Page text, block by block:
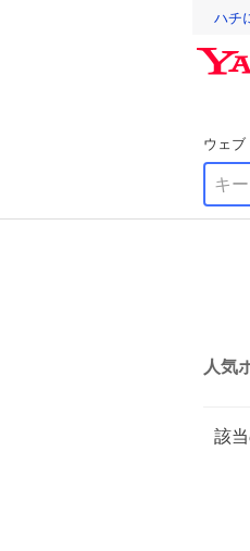
ハチ
ウェブ
人気
該